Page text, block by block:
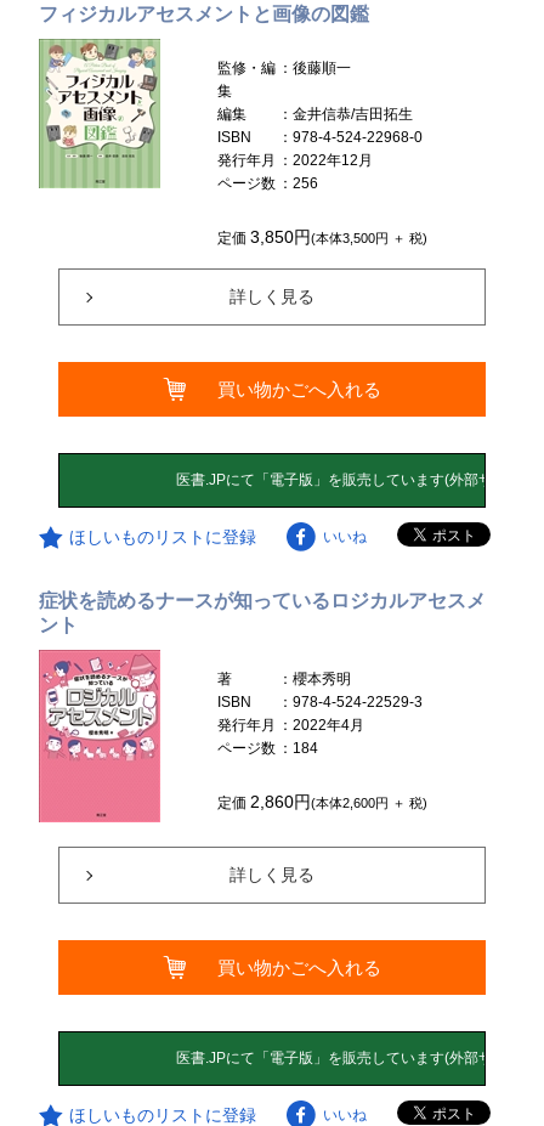
フィジカルアセスメントと画像の図鑑
監修・編
集
：後藤順一
編集
：金井信恭/吉田拓生
ISBN
：978-4-524-22968-0
発行年月
：2022年12月
ページ数 ：256
定価3,850円(本体3,500円 ＋ 税)
詳しく見る
買い物かごへ入れる
ほしいものリストに登録 いいね
症状を読めるナースが知っているロジカルアセスメ
ント
著
：櫻本秀明
ISBN
：978-4-524-22529-3
発行年月
：2022年4月
ページ数 ：184
定価2,860円(本体2,600円 ＋ 税)
詳しく見る
買い物かごへ入れる
ほしいものリストに登録 いいね